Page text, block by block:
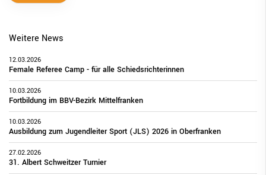
Weitere News
12.03.2026
Female Referee Camp - für alle Schiedsrichterinnen
10.03.2026
Fortbildung im BBV-Bezirk Mittelfranken
10.03.2026
Ausbildung zum Jugendleiter Sport (JLS) 2026 in Oberfranken
27.02.2026
31. Albert Schweitzer Turnier